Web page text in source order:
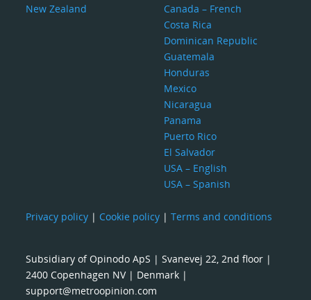
New Zealand
Canada – French
Costa Rica
Dominican Republic
Guatemala
Honduras
Mexico
Nicaragua
Panama
Puerto Rico
El Salvador
USA – English
USA – Spanish
Privacy policy | Cookie policy |Terms and conditions
Subsidiary of Opinodo ApS | Svanevej 22, 2nd floor |
2400 Copenhagen NV | Denmark |
support@metroopinion.com